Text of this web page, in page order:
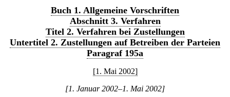
Buch 1. Allgemeine Vorschriften
Abschnitt 3. Verfahren
Titel 2. Verfahren bei Zustellungen
Untertitel 2. Zustellungen auf Betreiben der Parteien
Paragraf 195a
[1. Mai 2002]
[1. Januar 2002–1. Mai 2002]